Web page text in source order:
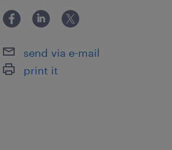
方）
send via e-mail
print it